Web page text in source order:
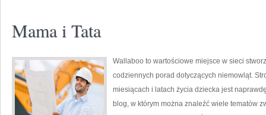
Mama i Tata
Wallaboo to wartościowe miejsce w sieci
codziennych porad dotyczących niemowląt.
miesiącach i latach życia dziecka jest
blog, w którym można znaleźć wiele tematów